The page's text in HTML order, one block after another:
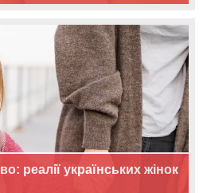
реалії українських жінок